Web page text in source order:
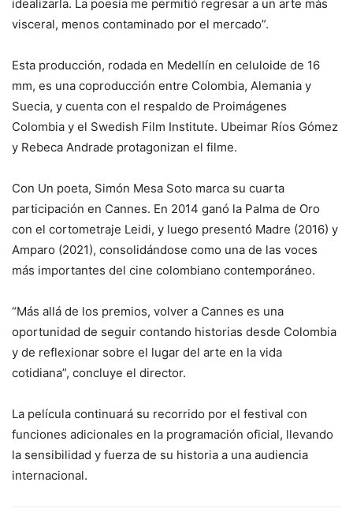
idealizarla. La poesía me permitió regresar a un arte más
visceral, menos contaminado por el mercado”.
Esta producción, rodada en Medellín en celuloide de 16
mm, es una coproducción entre Colombia, Alemania y
Suecia, y cuenta con el respaldo de Proimágenes
Colombia y el Swedish Film Institute. Ubeimar Ríos Gómez
y Rebeca Andrade protagonizan el filme.
Con Un poeta, Simón Mesa Soto marca su cuarta
participación en Cannes. En 2014 ganó la Palma de Oro
con el cortometraje Leidi, y luego presentó Madre (2016) y
Amparo (2021), consolidándose como una de las voces
más importantes del cine colombiano contemporáneo.
“Más allá de los premios, volver a Cannes es una
oportunidad de seguir contando historias desde Colombia
y de reflexionar sobre el lugar del arte en la vida
cotidiana”, concluye el director.
La película continuará su recorrido por el festival con
funciones adicionales en la programación oficial, llevando
la sensibilidad y fuerza de su historia a una audiencia
internacional.